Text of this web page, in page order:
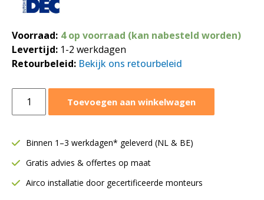
Voorraad: 4 op voorraad (kan nabesteld worden)
Levertijd: 1-2 werkdagen
Retourbeleid: Bekijk ons retourbeleid
flexibele
Ø127
|
Sonodec
Toevoegen aan winkelwagen
Binnen 1–3 werkdagen* geleverd (NL & BE)
Gratis advies & offertes op maat
Airco installatie door gecertificeerde monteurs